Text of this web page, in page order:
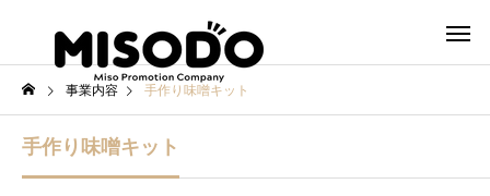
事業内容 手作り味噌キット
手作り味噌キット